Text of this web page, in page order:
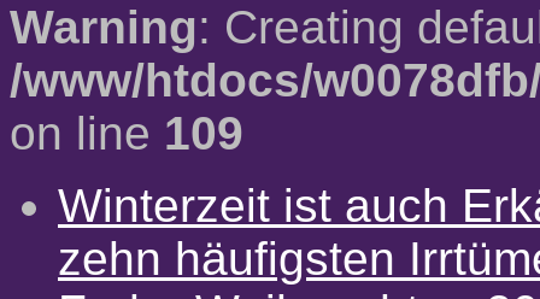
Warning: Creating
/www/htdocs/
on line 109
Winterzeit ist auch
zehn häufigsten